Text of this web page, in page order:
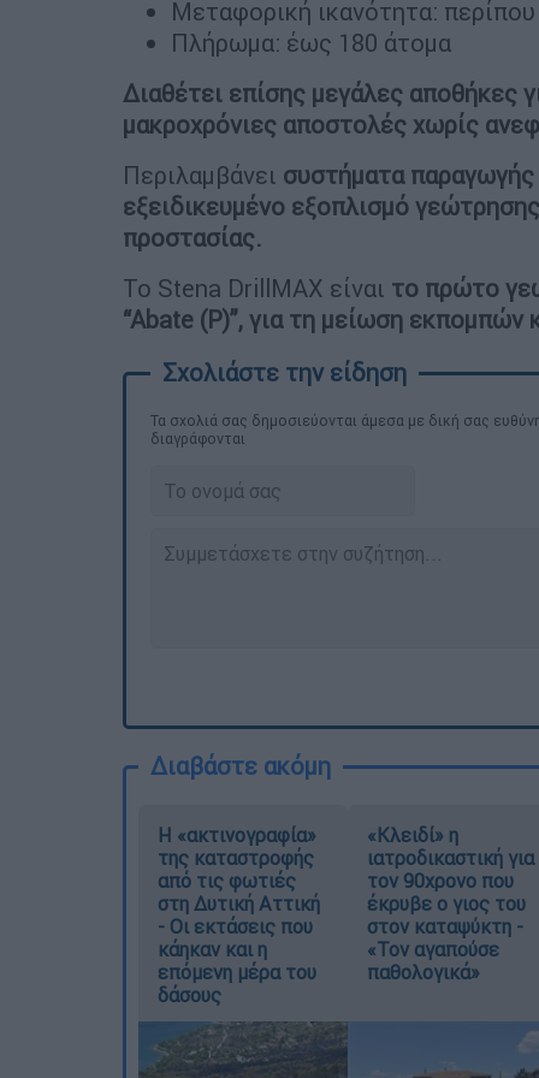
Μεταφορική ικανότητα:
Πλήρωμα: έως 180 άτομα
Διαθέτει επίσης μεγάλες αποθήκες
μακροχρόνιες αποστολές χωρίς
Περιλαμβάνει συστήματα παραγωγής
εξειδικευμένο εξοπλισμό
προστασίας.
Το Stena DrillMAX είναι το πρώτο
“Abate (P)”, για τη μείωση
Τα σχολιά σας δημοσιεύονται άμεσα με δική σας
διαγράφονται
Διαβάστε ακόμη
Η «ακτινογραφία»
της καταστροφής
από τις φωτιές
στη Δυτική Αττική
- Οι εκτάσεις που
κάηκαν και η
επόμενη μέρα του
δάσους
«Κλειδί» η
ιατροδικαστική για
τον 90χρονο που
έκρυβε ο γιος του
στον καταψύκτη -
«Τον αγαπούσε
παθολογικά»